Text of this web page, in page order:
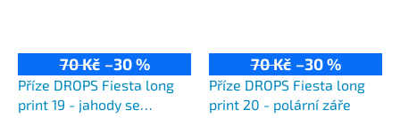
70 Kč –30 %
Příze DROPS Fiesta long
print 19 - jahody se
70 Kč –30 %
Příze DROPS Fiesta long
print 20 - polární záře